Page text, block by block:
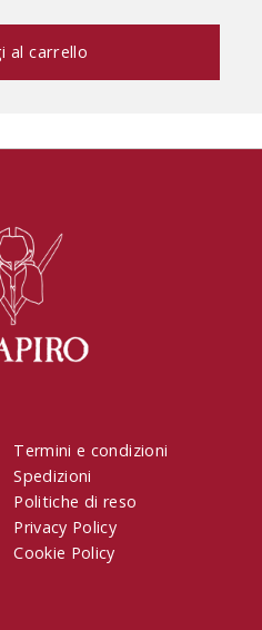
Termini e condizioni
Spedizioni
Politiche di reso
Privacy Policy
Cookie Policy